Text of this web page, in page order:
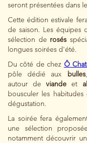
seront présentées dans
Cette édition estivale
de saison. Les équipes
sélection de rosés
longues soirées d'été.
Du côté de chez Ô
pôle dédié aux bulles
autour deviande et
bousculer les
dégustation.
La soirée fera
une sélection
notamment découvrir